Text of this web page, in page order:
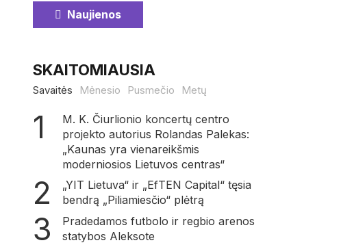
Naujienos
SKAITOMIAUSIA
Savaitės Mėnesio Pusmečio Metų
M. K. Čiurlionio koncertų centro
projekto autorius Rolandas Palekas:
„Kaunas yra vienareikšmis
moderniosios Lietuvos centras“
„YIT Lietuva“ ir „EfTEN Capital“ tęsia
bendrą „Piliamiesčio“ plėtrą
Pradedamos futbolo ir regbio arenos
statybos Aleksote